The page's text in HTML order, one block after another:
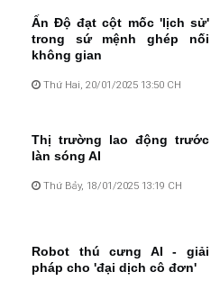
Ấn Độ đạt cột mốc 'lịch sử'
trong sứ mệnh ghép nối
không gian
Thứ Hai, 20/01/2025 13:50 CH
Thị trường lao động trước
làn sóng AI
Thứ Bảy, 18/01/2025 13:19 CH
Robot thú cưng AI - giải
pháp cho 'đại dịch cô đơn'